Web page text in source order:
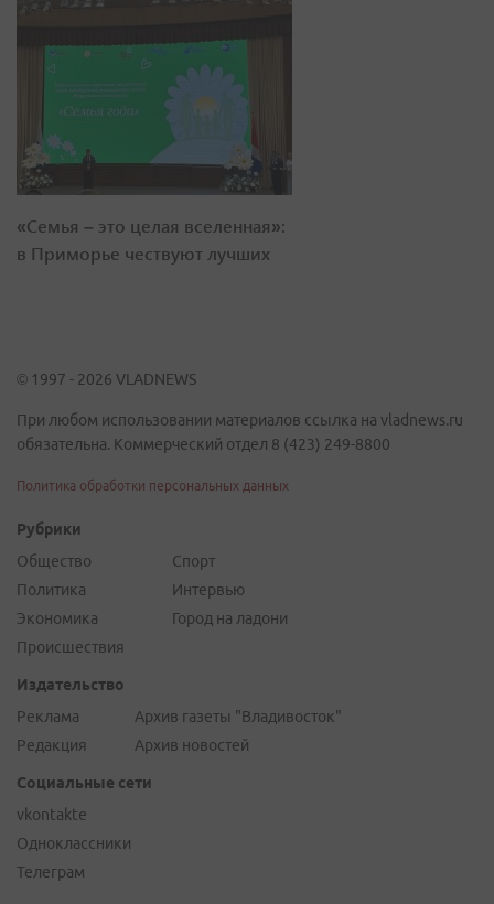
«Семья – это целая вселенная»:
в Приморье чествуют лучших
© 1997 - 2026 VLADNEWS
При любом использовании материалов ссылка на vladnews.ru
обязательна. Коммерческий отдел 8 (423) 249-8800
Политика обработки персональных данных
Рубрики
Общество
Политика
Экономика
Происшествия
Спорт
Интервью
Город на ладони
Издательство
Реклама
Редакция
Архив газеты "Владивосток"
Архив новостей
Социальные сети
vkontakte
Одноклассники
Телеграм